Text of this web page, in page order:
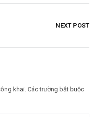
NEXT POST
khai. Các trường bắt buộc